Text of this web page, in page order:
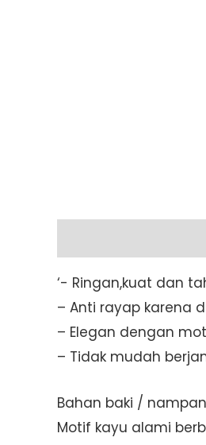
‘- Ringan,kuat dan
– Anti rayap karena
– Elegan dengan
– Tidak mudah
Bahan baki /
Motif kayu alami